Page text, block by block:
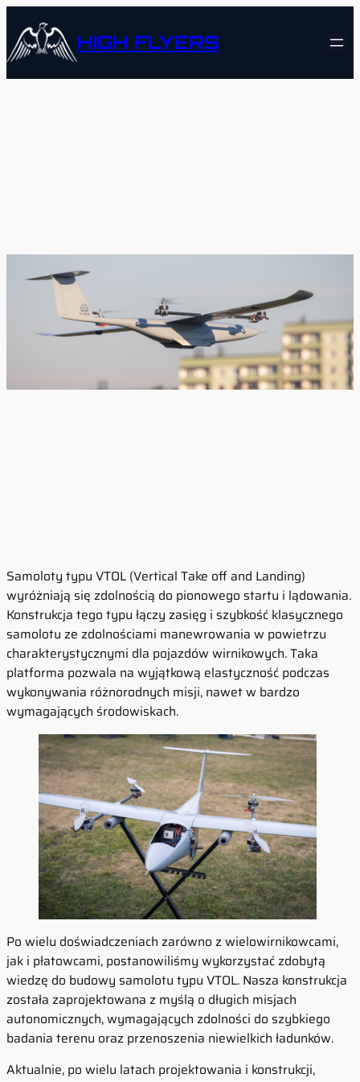
do
treści
HIGH FLYERS
Samoloty typu VTOL (Vertical Take off and Landing)
wyróżniają się zdolnością do pionowego startu i lądowania.
Konstrukcja tego typu łączy zasięg i szybkość klasycznego
samolotu ze zdolnościami manewrowania w powietrzu
charakterystycznymi dla pojazdów wirnikowych. Taka
platforma pozwala na wyjątkową elastyczność podczas
wykonywania różnorodnych misji, nawet w bardzo
wymagających środowiskach.
Po wielu doświadczeniach zarówno z wielowirnikowcami,
jak i płatowcami, postanowiliśmy wykorzystać zdobytą
wiedzę do budowy samolotu typu VTOL. Nasza konstrukcja
została zaprojektowana z myślą o długich misjach
autonomicznych, wymagających zdolności do szybkiego
badania terenu oraz przenoszenia niewielkich ładunków.
Aktualnie, po wielu latach projektowania i konstrukcji,